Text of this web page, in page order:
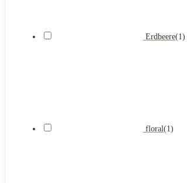
Erdbeere(1)
floral(1)